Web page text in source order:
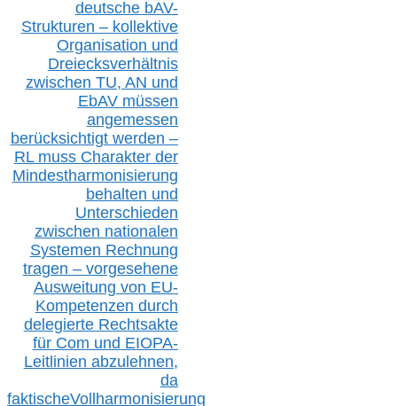
deutsche bAV-
Strukturen – kollektive
Organisation und
Dreiecksverhältnis
zwischen TU, AN und
EbAV müssen
angemessen
berücksichtigt werden –
RL mussCharakter der
Mindestharmonisierung
behalten und
Unterschieden
zwischen nationalen
Systemen Rechnung
tragen – vorgesehene
Ausweitung von EU-
Kompetenzen durch
delegierte Rechtsakte
für Com und EIOPA-
Leitlinien abzulehnen,
da
faktischeVollharmonisierung